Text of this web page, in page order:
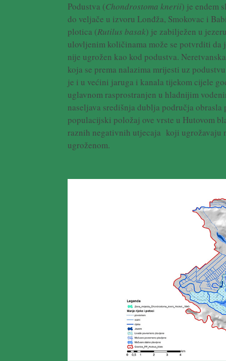
Podustva (Chondrostoma knerii) je endem
do veljače u izvoru Lonđža, Smokovac i
plotica (Rutilus basak) je zabilježen u
ulovljenim količinama može se potvrditi da
nije ugrožen kao kod podustva.
koja se prema nalazima mrijesti uz
je i u većini jaruga i kanala tijekom cijele
uglavnom rasprostranjen u hladnijim
naseljava središnja dublja područja
populacijski položaj ove vrste u Hutovom
raznih negativnih utjecaja koji ugrožavaju
ugroženom.